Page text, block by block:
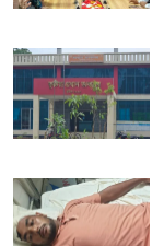
g
a
t
i
o